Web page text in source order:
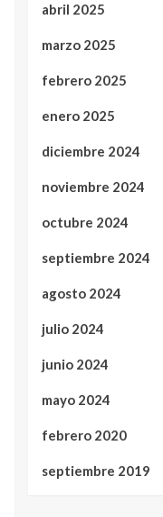
abril 2025
marzo 2025
febrero 2025
enero 2025
diciembre 2024
noviembre 2024
octubre 2024
septiembre 2024
agosto 2024
julio 2024
junio 2024
mayo 2024
febrero 2020
septiembre 2019